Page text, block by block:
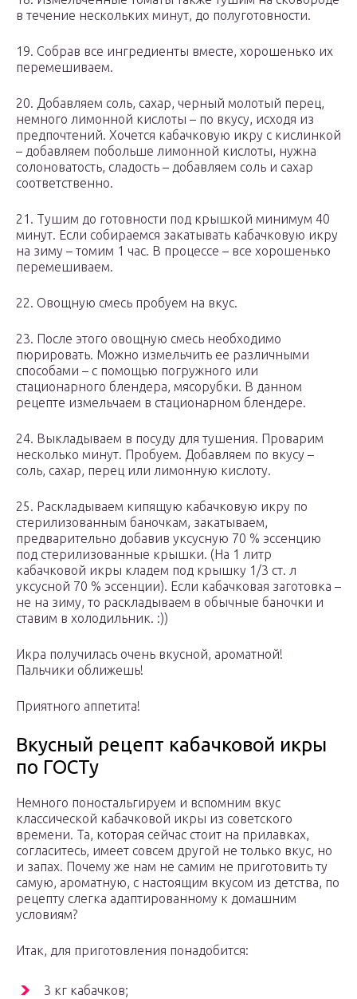
в течение нескольких минут, до полуготовности.
19. Собрав все ингредиенты вместе, хорошенько их
перемешиваем.
20. Добавляем соль, сахар, черный молотый перец,
немного лимонной кислоты – по вкусу, исходя из
предпочтений. Хочется кабачковую икру с кислинкой
– добавляем побольше лимонной кислоты, нужна
солоноватость, сладость – добавляем соль и сахар
соответственно.
21. Тушим до готовности под крышкой минимум 40
минут. Если собираемся закатывать кабачковую икру
на зиму – томим 1 час. В процессе – все хорошенько
перемешиваем.
22. Овощную смесь пробуем на вкус.
23. После этого овощную смесь необходимо
пюрировать. Можно измельчить ее различными
способами – с помощью погружного или
стационарного блендера, мясорубки. В данном
рецепте измельчаем в стационарном блендере.
24. Выкладываем в посуду для тушения. Проварим
несколько минут. Пробуем. Добавляем по вкусу –
соль, сахар, перец или лимонную кислоту.
25. Раскладываем кипящую кабачковую икру по
стерилизованным баночкам, закатываем,
предварительно добавив уксусную 70 % эссенцию
под стерилизованные крышки. (На 1 литр
кабачковой икры кладем под крышку 1/3 ст. л
уксусной 70 % эссенции). Если кабачковая заготовка –
не на зиму, то раскладываем в обычные баночки и
ставим в холодильник. :))
Икра получилась очень вкусной, ароматной!
Пальчики оближешь!
Приятного аппетита!
Вкусный рецепт кабачковой икры
по ГОСТу
Немного поностальгируем и вспомним вкус
классической кабачковой икры из советского
времени. Та, которая сейчас стоит на прилавках,
согласитесь, имеет совсем другой не только вкус, но
и запах. Почему же нам не самим не приготовить ту
самую, ароматную, с настоящим вкусом из детства, по
рецепту слегка адаптированному к домашним
условиям?
Итак, для приготовления понадобится:
3 кг кабачков;